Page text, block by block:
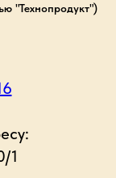
"Технопродукт")
1